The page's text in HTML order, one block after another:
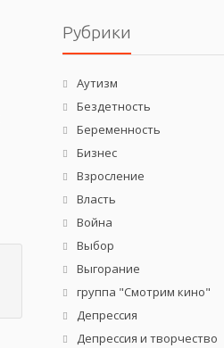
Рубрики
Аутизм
Бездетность
Беременность
Бизнес
Взросление
Власть
Война
Выбор
Выгорание
группа "Смотрим кино"
Депрессия
Депрессия и творчество